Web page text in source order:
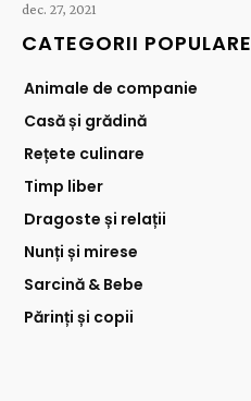
dec. 27, 2021
CATEGORII POPULARE
Animale de companie
Casă și grădină
Rețete culinare
Timp liber
Dragoste și relații
Nunți și mirese
Sarcină & Bebe
Părinți și copii